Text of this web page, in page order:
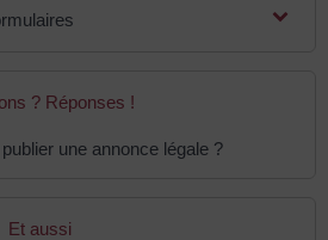
? Réponses !
une annonce légale ?
Et aussi